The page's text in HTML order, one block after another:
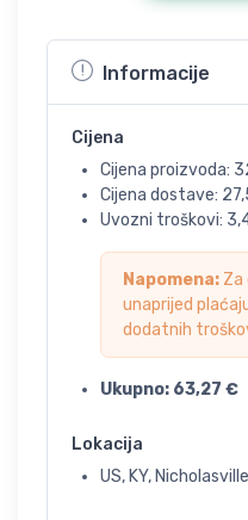
Informacije
Cijena
Cijena proizvoda:
Cijena dostave:
Uvozni troškovi:
Napomena: Za
unaprijed
dodatnih
Ukupno: 63,27 €
Lokacija
US, KY, Nicholasville